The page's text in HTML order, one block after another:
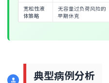
宽松性液
体策略
无容量过负荷风险的
早期休克
典型病例分析